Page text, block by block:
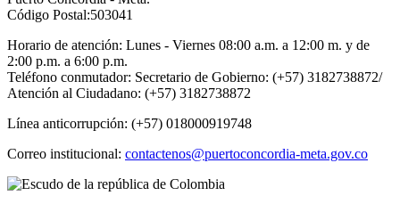
Código Postal:503041
Horario de atención: Lunes - Viernes 08:00 a.m. a 12:00 m. y de
2:00 p.m. a 6:00 p.m.
Teléfono conmutador: Secretario de Gobierno: (+57) 3182738872/
Atención al Ciudadano: (+57) 3182738872
Línea anticorrupción: (+57) 018000919748
Correo institucional: contactenos@puertoconcordia-meta.gov.co